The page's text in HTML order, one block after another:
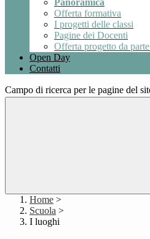
Panoramica
Offerta formativa
I progetti delle classi
Pagine dei Docenti
Offerta progetto da
Open Day
Contatti
Campo di ricerca per le pagine del
Home >
Scuola >
I luoghi